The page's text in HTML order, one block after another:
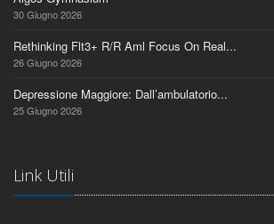
30 Giugno 2026
Rethinking Flt3+ R/R Aml Focus On Real...
26 Giugno 2026
Depressione Maggiore: Dall’ambulatorio...
25 Giugno 2026
Link Utili